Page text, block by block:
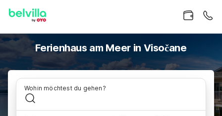
Ferienhaus am Meer in Visočane
Wohin möchtest du gehen?